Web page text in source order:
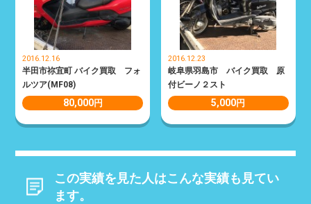
2016.12.16
半田市祢宜町 バイク買取 フォ
ルツア(MF08)
80,000円
2016.12.23
岐阜県羽島市 バイク買取 原
付ビーノ２スト
5,000円
この実績を見た人はこんな実績も見てい
ます。